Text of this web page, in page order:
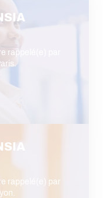
rappelé(e) par
rappelé(e) par